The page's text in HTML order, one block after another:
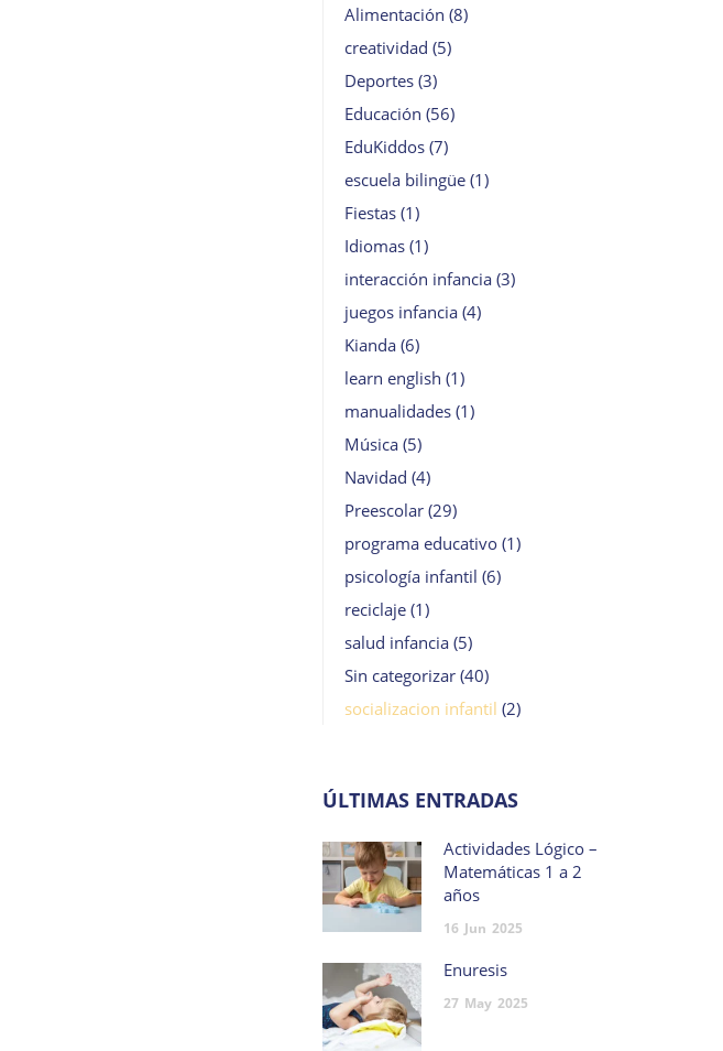
Alimentación (8)
creatividad (5)
Deportes(3)
Educación (56)
EduKiddos(7)
escuela bilingüe(1)
Fiestas(1)
Idiomas(1)
interacción infancia(3)
juegos infancia(4)
Kianda(6)
learn english (1)
manualidades(1)
Música(5)
Navidad (4)
Preescolar(29)
programa educativo(1)
psicología infantil (6)
reciclaje(1)
salud infancia(5)
Sin categorizar(40)
socializacion infantil (2)
ÚLTIMAS ENTRADAS
Actividades Lógico –
Matemáticas 1 a 2
años
16 Jun 2025
Enuresis
27 May 2025